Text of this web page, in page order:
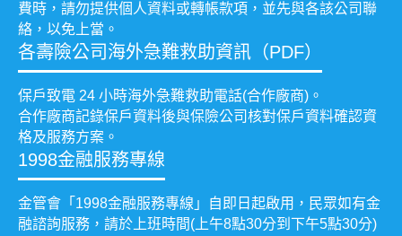
費時，請勿提供個人資料或轉帳款項，並先與各該公司聯
絡，以免上當。
各壽險公司海外急難救助資訊（PDF）
保戶致電 24 小時海外急難救助電話(合作廠商)。
合作廠商記錄保戶資料後與保險公司核對保戶資料確認資
格及服務方案。
1998金融服務專線
金管會「1998金融服務專線」自即日起啟用，民眾如有金
融諮詢服務，請於上班時間(上午8點30分到下午5點30分)